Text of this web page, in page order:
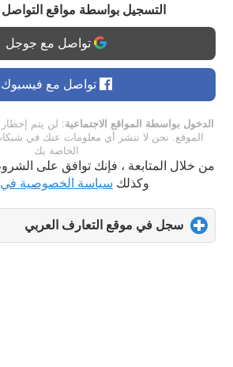
التسجيل بواسطة مواقع التواصل
تواصل مع جوجل
تواصل مع فيسبوك
الدخول بواسطة المواقع الاجتماعية: لن يتم
الموقع. نحن لا ننشر أي معلومات عنك في
الخاصة بك
من خلال المتابعة ، فإنك توافق على
وكذلك سياسة الخصوصية في
سجل في موقع التعارف العربي
to